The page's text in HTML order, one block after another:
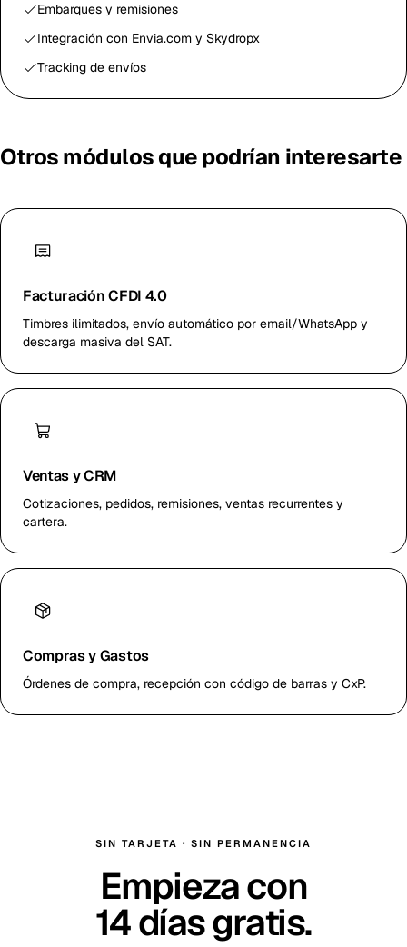
Embarques y remisiones
Integración con Envia.com y Skydropx
Tracking de envíos
Otros módulos que podrían interesarte
Facturación CFDI 4.0
Timbres ilimitados, envío automático por email/WhatsApp y
descarga masiva del SAT.
Ventas y CRM
Cotizaciones, pedidos, remisiones, ventas recurrentes y
cartera.
Compras y Gastos
Órdenes de compra, recepción con código de barras y CxP.
SIN TARJETA · SIN PERMANENCIA
Empieza con
14días gratis.